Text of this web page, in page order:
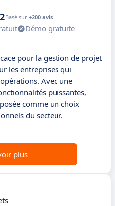
Basé sur +200 avis
Démo gratuite
pour la gestion de projet
les entreprises qui
Avec une
puissantes,
comme un choix
du secteur.
plus